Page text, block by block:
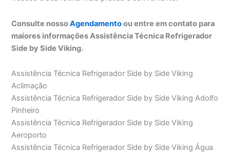
Consulte nossoAgendamentoou entre em contato para
maiores informações Assistência Técnica Refrigerador
Side by Side Viking.
Assistência Técnica Refrigerador Side by Side Viking
Aclimação
Assistência Técnica Refrigerador Side by Side Viking Adolfo
Pinheiro
Assistência Técnica Refrigerador Side by Side Viking
Aeroporto
Assistência Técnica Refrigerador Side by Side Viking Água